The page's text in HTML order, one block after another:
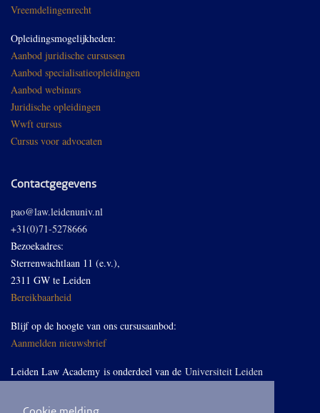
Vreemdelingenrecht
Opleidingsmogelijkheden:
Aanbod juridische cursussen
Aanbod specialisatieopleidingen
Aanbod webinars
Juridische opleidingen
Wwft cursus
Cursus voor advocaten
Contactgegevens
pao@law.leidenuniv.nl
+31(0)71-5278666
Bezoekadres:
Sterrenwachtlaan 11 (e.v.),
2311 GW te Leiden
Bereikbaarheid
Blijf op de hoogte van ons cursusaanbod:
Aanmelden nieuwsbrief
Leiden Law Academy is onderdeel van de Universiteit Leiden